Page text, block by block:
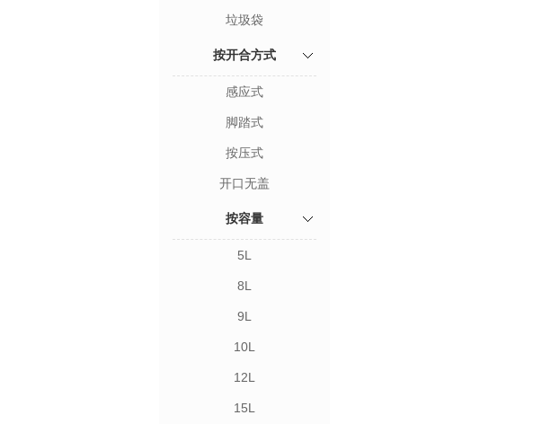
垃圾袋
按开合方式
感应式
脚踏式
按压式
开口无盖
按容量
5L
8L
9L
10L
12L
15L